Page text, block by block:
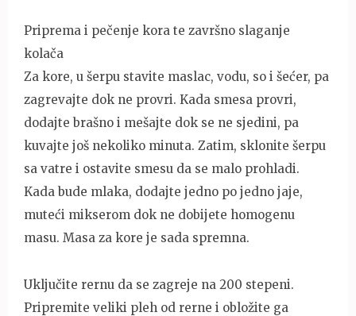
Priprema i pečenje kora te završno slaganje
kolača
Za kore, u šerpu stavite maslac, vodu, so i šećer, pa
zagrevajte dok ne provri. Kada smesa provri,
dodajte brašno i mešajte dok se ne sjedini, pa
kuvajte još nekoliko minuta. Zatim, sklonite šerpu
sa vatre i ostavite smesu da se malo prohladi.
Kada bude mlaka, dodajte jedno po jedno jaje,
muteći mikserom dok ne dobijete homogenu
masu. Masa za kore je sada spremna.
Uključite rernu da se zagreje na 200 stepeni.
Pripremite veliki pleh od rerne i obložite ga